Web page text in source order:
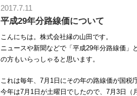
2017.7.11
平成29年分路線価について
こんにちは。株式会社縁の山田です。
ニュースや新聞などで「平成29年分路線価」
の方もいらっしゃると思います。
これは毎年、7月1日にその年の路線価が国税
今年は7月1日が土曜日でしたので、7月3日（